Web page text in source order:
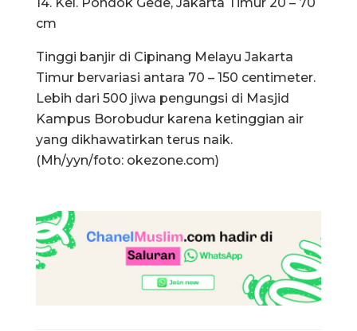
cm
Tinggi banjir di Cipinang Melayu Jakarta
Timur bervariasi antara 70 – 150 centimeter.
Lebih dari 500 jiwa pengungsi di Masjid
Kampus Borobudur karena ketinggian air
yang dikhawatirkan terus naik.
(Mh/yyn/foto: okezone.com)